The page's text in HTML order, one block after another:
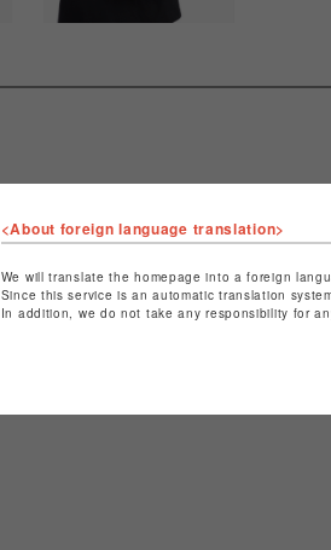
店舗名
特定商取引
<About foreign language translation>
We will translate the homepage into a foreign
Since this service is an automatic translation
In addition, we do not take any responsibility for